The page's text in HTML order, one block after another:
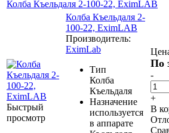
Колба Къельдаля 2-100-22, EximLAB
Быстрый
просмотр
Колба Къельдаля 2-
100-22, EximLAB
Производитель:
EximLab
Тип
Колба
Къельдаля
Назначение
используется
в аппарате
По
-
+
В